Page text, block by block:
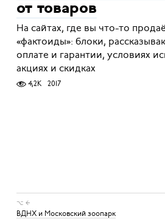
от товаров
На сайтах, где вы что-то
«фактоиды»: блоки,
оплате и гарантии, условиях
акциях и скидках
4,2K 2017
⌥ ←
ВДНХ и Московский зоопарк